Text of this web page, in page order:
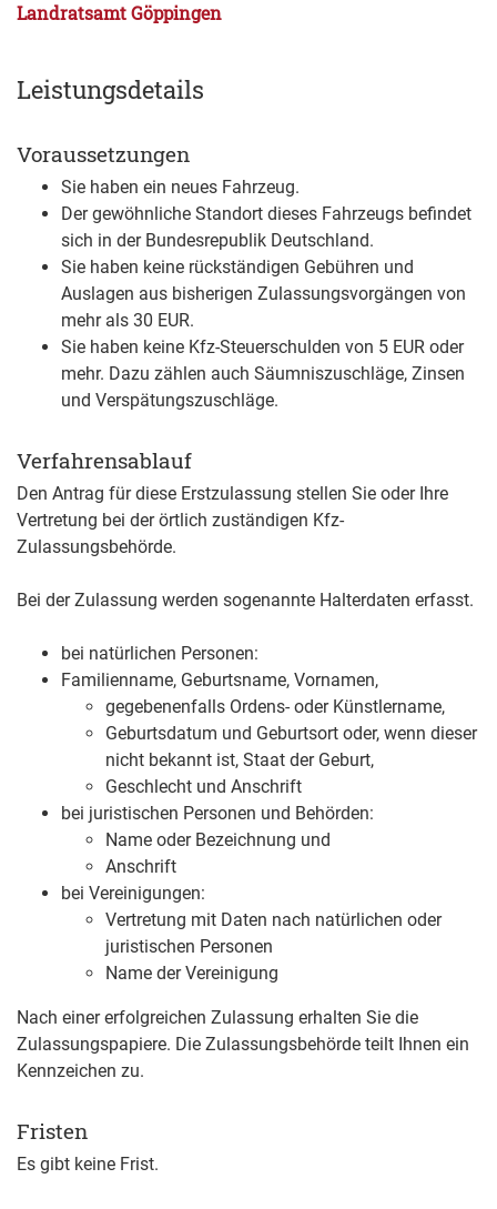
Landratsamt Göppingen
Leistungsdetails
Voraussetzungen
Sie haben ein neues Fahrzeug.
Der gewöhnliche Standort dieses Fahrzeugs befindet
sich in der Bundesrepublik Deutschland.
Sie haben keine rückständigen Gebühren und
Auslagen aus bisherigen Zulassungsvorgängen von
mehr als 30 EUR.
Sie haben keine Kfz-Steuerschulden von 5 EUR oder
mehr. Dazu zählen auch Säumniszuschläge, Zinsen
und Verspätungszuschläge.
Verfahrensablauf
Den Antrag für diese Erstzulassung stellen Sie oder Ihre
Vertretung bei der örtlich zuständigen Kfz-
Zulassungsbehörde.
Bei der Zulassung werden sogenannte Halterdaten erfasst.
bei natürlichen Personen:
Familienname, Geburtsname, Vornamen,
gegebenenfalls Ordens- oder Künstlername,
Geburtsdatum und Geburtsort oder, wenn dieser
nicht bekannt ist, Staat der Geburt,
Geschlecht und Anschrift
bei juristischen Personen und Behörden:
Name oder Bezeichnung und
Anschrift
bei Vereinigungen:
Vertretung mit Daten nach natürlichen oder
juristischen Personen
Name der Vereinigung
Nach einer erfolgreichen Zulassung erhalten Sie die
Zulassungspapiere. Die Zulassungsbehörde teilt Ihnen ein
Kennzeichen zu.
Fristen
Es gibt keine Frist.